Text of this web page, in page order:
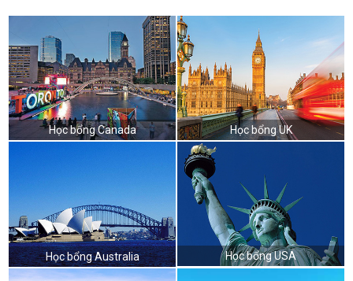
Học bổng Canada Học bổng UK
Học bổng Australia Học bổng USA